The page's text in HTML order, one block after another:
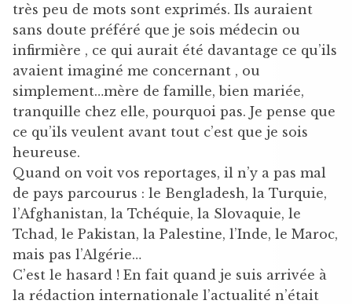
très peu de mots sont exprimés. Ils auraient
sans doute préféré que je sois médecin ou
infirmière , ce qui aurait été davantage ce qu’ils
avaient imaginé me concernant , ou
simplement…mère de famille, bien mariée,
tranquille chez elle, pourquoi pas. Je pense que
ce qu’ils veulent avant tout c’est que je sois
heureuse.
Quand on voit vos reportages, il n’y a pas mal
de pays parcourus : le Bengladesh, la Turquie,
l’Afghanistan, la Tchéquie, la Slovaquie, le
Tchad, le Pakistan, la Palestine, l’Inde, le Maroc,
mais pas l’Algérie…
C’est le hasard ! En fait quand je suis arrivée à
la rédaction internationale l’actualité n’était